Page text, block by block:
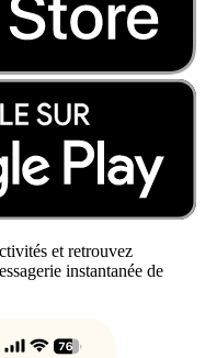
et retrouvez
instantanée de